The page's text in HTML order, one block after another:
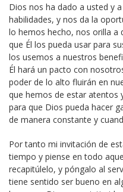
Dios nos ha dado a usted y
habilidades, y nos da la
lo hemos hecho, nos orilla a
que Él los pueda usar para
los usemos a nuestros
Él hará un pacto con
poder de lo alto fluirán en
que hemos de estar atentos
para que Dios pueda hacer
de manera constante y
Por tanto mi invitación de
tiempo y piense en todo
recapitúlelo, y póngalo al
tiene sentido ser bueno en